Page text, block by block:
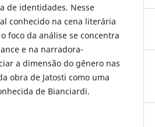
de identidades. Nesse
conhecido na cena literária
foco da análise se concentra
e na narradora-
a dimensão do gênero nas
obra de Jatosti como uma
de Bianciardi.